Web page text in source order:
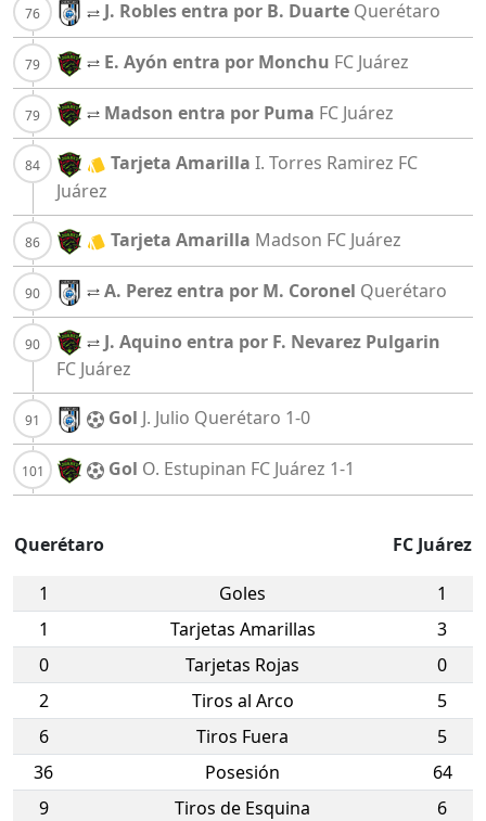
J. Robles entra por B. Duarte Querétaro
E. Ayón entra por Monchu FC Juárez
Madson entra por Puma FC Juárez
Tarjeta Amarilla I. Torres Ramirez FC
Juárez
Tarjeta Amarilla Madson FC Juárez
A. Perez entra por M. Coronel Querétaro
J. Aquino entra por F. Nevarez Pulgarin
FC Juárez
Gol J. Julio Querétaro 1-0
Gol O. Estupinan FC Juárez 1-1
Querétaro FC Juárez
1 Goles
1
1
Tarjetas Amarillas
3
0
Tarjetas Rojas
0
2
Tiros al Arco
5
6
Tiros Fuera
5
36
Posesión
64
9
Tiros de Esquina
6